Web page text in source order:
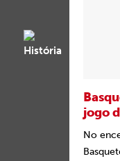
jogo
No